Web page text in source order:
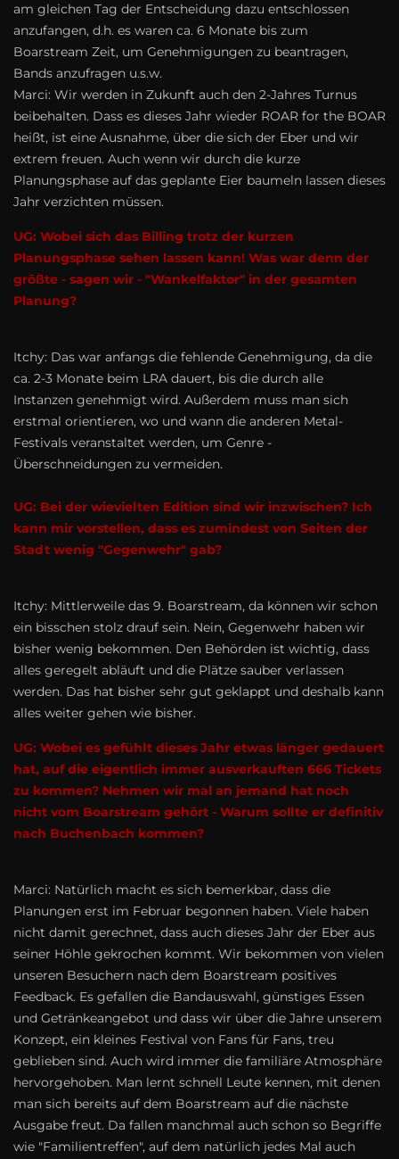
am gleichen Tag der Entscheidung dazu entschlossen
anzufangen, d.h. es waren ca. 6 Monate bis zum
Boarstream Zeit, um Genehmigungen zu beantragen,
Bands anzufragen u.s.w.
Marci: Wir werden in Zukunft auch den 2-Jahres Turnus
beibehalten. Dass es dieses Jahr wieder ROAR for the BOAR
heißt, ist eine Ausnahme, über die sich der Eber und wir
extrem freuen. Auch wenn wir durch die kurze
Planungsphase auf das geplante Eier baumeln lassen dieses
Jahr verzichten müssen.
UG: Wobei sich das Billing trotz der kurzen
Planungsphase sehen lassen kann! Was war denn der
größte - sagen wir - "Wankelfaktor" in der gesamten
Planung?
Itchy: Das war anfangs die fehlende Genehmigung, da die
ca. 2-3 Monate beim LRA dauert, bis die durch alle
Instanzen genehmigt wird. Außerdem muss man sich
erstmal orientieren, wo und wann die anderen Metal-
Festivals veranstaltet werden, um Genre -
Überschneidungen zu vermeiden.
UG: Bei der wievielten Edition sind wir inzwischen? Ich
kann mir vorstellen, dass es zumindest von Seiten der
Stadt wenig "Gegenwehr" gab?
Itchy: Mittlerweile das 9. Boarstream, da können wir schon
ein bisschen stolz drauf sein. Nein, Gegenwehr haben wir
bisher wenig bekommen. Den Behörden ist wichtig, dass
alles geregelt abläuft und die Plätze sauber verlassen
werden. Das hat bisher sehr gut geklappt und deshalb kann
alles weiter gehen wie bisher.
UG: Wobei es gefühlt dieses Jahr etwas länger gedauert
hat, auf die eigentlich immer ausverkauften 666 Tickets
zu kommen? Nehmen wir mal an jemand hat noch
nicht vom Boarstream gehört - Warum sollte er definitiv
nach Buchenbach kommen?
Marci: Natürlich macht es sich bemerkbar, dass die
Planungen erst im Februar begonnen haben. Viele haben
nicht damit gerechnet, dass auch dieses Jahr der Eber aus
seiner Höhle gekrochen kommt. Wir bekommen von vielen
unseren Besuchern nach dem Boarstream positives
Feedback. Es gefallen die Bandauswahl, günstiges Essen
und Getränkeangebot und dass wir über die Jahre unserem
Konzept, ein kleines Festival von Fans für Fans, treu
geblieben sind. Auch wird immer die familiäre Atmosphäre
hervorgehoben. Man lernt schnell Leute kennen, mit denen
man sich bereits auf dem Boarstream auf die nächste
Ausgabe freut. Da fallen manchmal auch schon so Begriffe
wie "Familientreffen", auf dem natürlich jedes Mal auch